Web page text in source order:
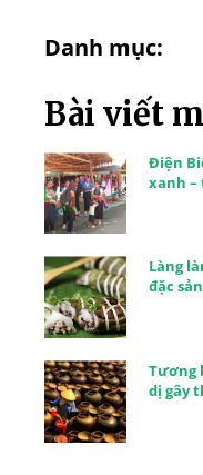
Danh mục:
Bài viết
Điện
xanh –
Làng
đặc
Tương
dị gây